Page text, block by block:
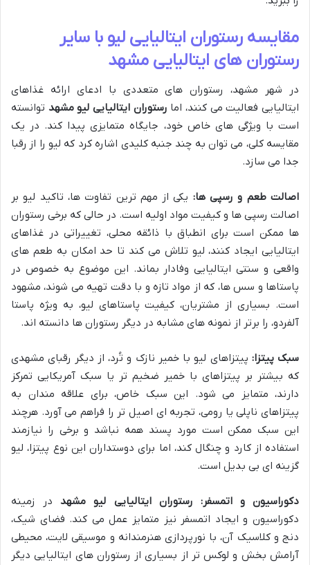
مقایسه رستوران ایتالیایی لیو با سایر
رستوران های ایتالیایی مشهد
در شهر مشهد، رستوران های متعددی با ادعای ارائه غذاهای
ایتالیایی فعالیت می کنند، اما رستوران ایتالیایی لیو مشهد توانسته
است با ویژگی های خاص خود، جایگاه متمایزی پیدا کند. در یک
مقایسه کلی، می توان به چند جنبه کلیدی اشاره کرد که لیو را از رقبا
جدا می سازد.
اصالت طعم و رسپی ها: یکی از مهم ترین تفاوت ها، تاکید لیو بر
اصالت رسپی ها و کیفیت مواد اولیه است. در حالی که برخی رستوران
ها ممکن است برای انطباق با ذائقه محلی، تغییراتی در غذاهای
ایتالیایی ایجاد کنند، لیو تلاش می کند تا حد امکان به طعم های
واقعی و سنتی ایتالیایی وفادار بماند. این موضوع به خصوص در
پاستاها و سس ها، که از مواد تازه و با دقت تهیه می شوند، مشهود
است. بسیاری از مشتریان، کیفیت پاستاهای لیو، به ویژه پاستا
آلفردو، را برتر از نمونه های مشابه در دیگر رستوران ها دانسته اند.
سبک پیتزا: پیتزاهای لیو با خمیر نازک و تُرد، از دیگر رقبای مشهدی
که بیشتر بر پیتزاهای با خمیر ضخیم تر یا سبک آمریکایی تمرکز
دارند، متمایز می شود. این سبک خاص، برای علاقه مندان به
پیتزاهای ناپلی یا رومی، تجربه ای اصیل تر را فراهم می آورد. هرچند
این سبک ممکن است مورد پسند همه نباشد و برخی را نیازمند
استفاده از کارد و چنگال کند، اما برای دوستداران این نوع پیتزا، لیو
گزینه ای بی بدیل است.
دکوراسیون و اتمسفر: رستوران ایتالیایی لیو مشهددر زمینه
دکوراسیون و ایجاد اتمسفر نیز متمایز عمل می کند. فضای شیک،
دنج و کلاسیک آن، با نورپردازی هنرمندانه و موسیقی لایت، محیطی
آرامش بخش و لوکس تر از بسیاری از رستوران های ایتالیایی دیگر